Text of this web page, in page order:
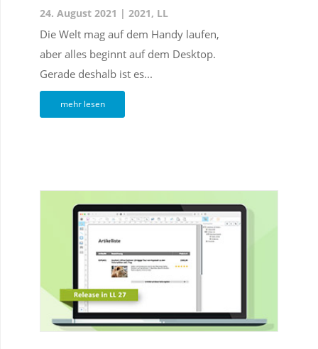
24. August 2021 | 2021, LL
Die Welt mag auf dem Handy laufen,
aber alles beginnt auf dem Desktop.
Gerade deshalb ist es...
mehr lesen